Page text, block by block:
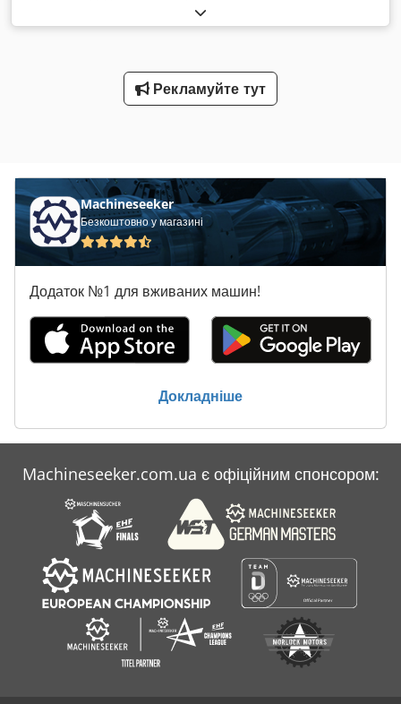
Рекламуйте тут
Machineseeker
Безкоштовно у магазині
Додаток №1 для вживаних машин!
Докладніше
Machineseeker.com.ua є офіційним спонсором: